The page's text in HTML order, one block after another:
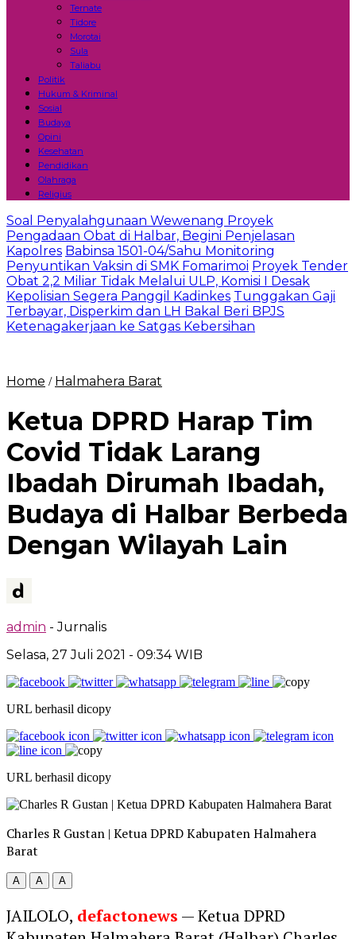
Ternate
Tidore
Morotai
Sula
Taliabu
Politik
Hukum & Kriminal
Sosial
Budaya
Opini
Kesehatan
Pendidikan
Olahraga
Religius
Soal Penyalahgunaan Wewenang Proyek
Pengadaan Obat di Halbar, Begini Penjelasan
Kapolres Babinsa 1501-04/Sahu Monitoring
Penyuntikan Vaksin di SMK Fomarimoi Proyek Tender
Obat 2,2 Miliar Tidak Melalui ULP, Komisi I Desak
Kepolisian Segera Panggil Kadinkes Tunggakan Gaji
Terbayar, Disperkim dan LH Bakal Beri BPJS
Ketenagakerjaan ke Satgas Kebersihan
Home / Halmahera Barat
Ketua DPRD Harap Tim
Covid Tidak Larang
Ibadah Dirumah Ibadah,
Budaya di Halbar Berbeda
Dengan Wilayah Lain
admin - Jurnalis
Selasa, 27 Juli 2021 - 09:34 WIB
URL berhasil dicopy
URL berhasil dicopy
Charles R Gustan | Ketua DPRD Kabupaten Halmahera
Barat
A A A
JAILOLO, defactonews — Ketua DPRD